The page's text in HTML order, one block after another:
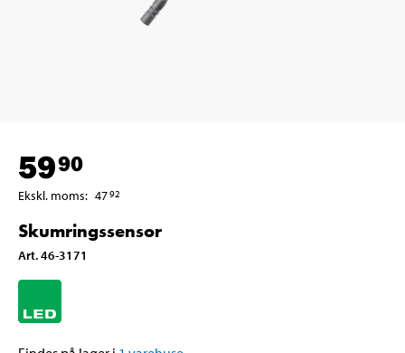
5990
Ekskl. moms: 4792
Skumringssensor
Art.46-3171